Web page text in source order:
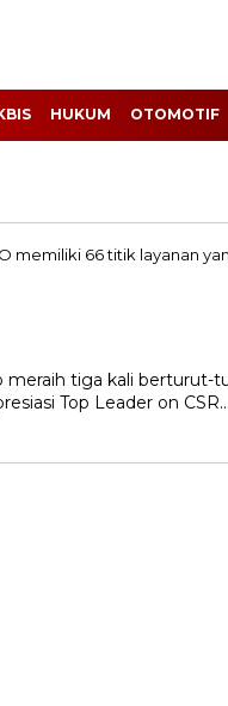
HUKUM OTOMOTIF
meraih tiga kali berturut-
Top Leader on CSR…